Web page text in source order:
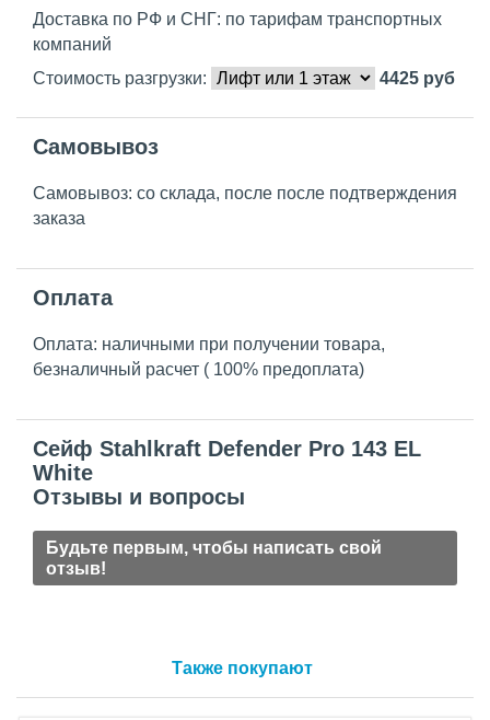
Доставка по РФ и СНГ: по тарифам транспортных
компаний
Стоимость разгрузки:
4425 руб
Самовывоз
Самовывоз: со склада, после после подтверждения
заказа
Оплата
Оплата: наличными при получении товара,
безналичный расчет ( 100% предоплата)
Сейф Stahlkraft Defender Pro 143 EL
White
Отзывы и вопросы
Будьте первым, чтобы написать свой
отзыв!
Также покупают